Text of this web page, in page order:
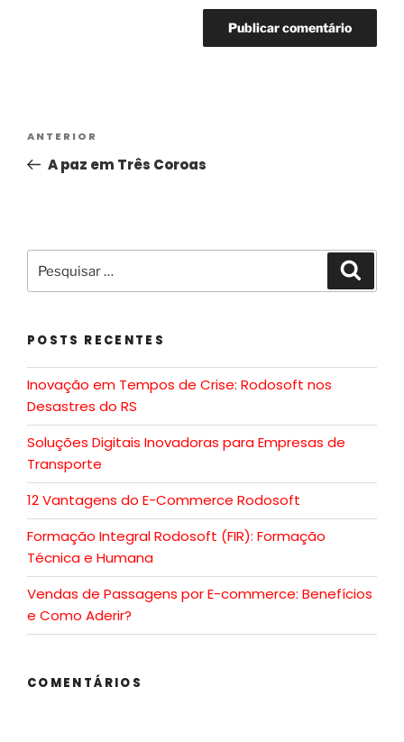
ANTERIOR
A paz em Três Coroas
POSTS RECENTES
Inovação em Tempos de Crise: Rodosoft nos
Desastres do RS
Soluções Digitais Inovadoras para Empresas de
Transporte
12 Vantagens do E-Commerce Rodosoft
Formação Integral Rodosoft (FIR): Formação
Técnica e Humana
Vendas de Passagens por E-commerce: Benefícios
e Como Aderir?
COMENTÁRIOS